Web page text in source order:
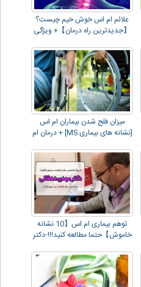
علائم ام اس خوش خیم چیست؟
【جدیدترین راه درمان】+ ویژگی
میزان فلج شدن بیماران ام اس
[نشانه های بیماری MS] + درمان ام
توهم بیماری ام اس【10 نشانه
خاموش】حتما مطالعه کنید!!!-دکتر